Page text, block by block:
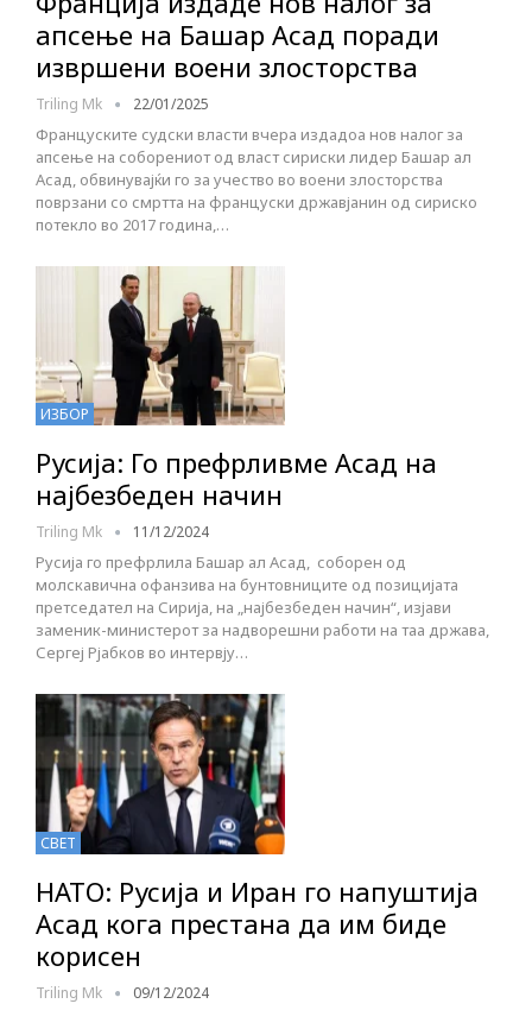
апсење на Башар Асад поради
извршени воени злосторства
Triling Mk 22/01/2025
Француските судски власти вчера издадоа нов налог за
апсење на соборениот од власт сириски лидер Башар ал
Асад, обвинувајќи го за учество во воени злосторства
поврзани со смртта на француски државјанин од сириско
потекло во 2017 година,…
ИЗБОР
Русија: Го префрливме Асад на
најбезбеден начин
Triling Mk 11/12/2024
Русија го префрлила Башар ал Асад, соборен од
молскавична офанзива на бунтовниците од позицијата
претседател на Сирија, на „најбезбеден начин“, изјави
заменик-министерот за надворешни работи на таа држава,
Сергеј Рјабков во интервју…
СВЕТ
НАТО: Русија и Иран го напуштија
Асад кога престана да им биде
корисен
Triling Mk 09/12/2024